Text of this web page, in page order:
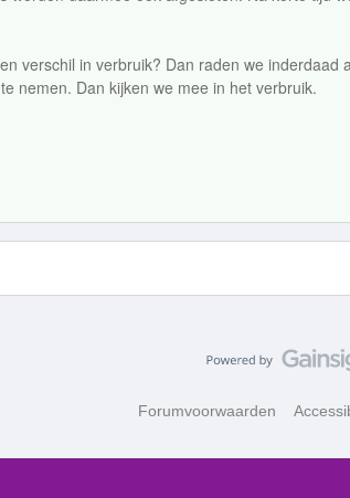
verschil in verbruik? Dan raden we inderdaad
nemen. Dan kijken we mee in het verbruik.
Forumvoorwaarden